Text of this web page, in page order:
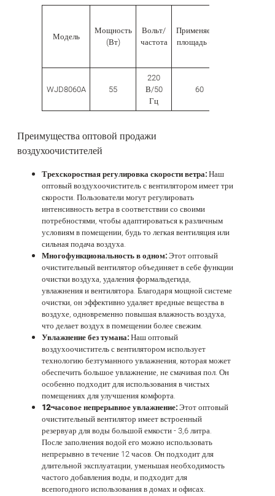
Модель
Мощность
(Вт)
Вольт/
частота
Применяемая
площадь (㎡)
WJD8060A 55
220
В/50
Гц
60
Преимущества оптовой продажи
воздухоочистителей
Трехскоростная регулировка скорости ветра:Наш
оптовый воздухоочиститель с вентилятором имеет три
скорости. Пользователи могут регулировать
интенсивность ветра в соответствии со своими
потребностями, чтобы адаптироваться к различным
условиям в помещении, будь то легкая вентиляция или
сильная подача воздуха.
Многофункциональность в одном:Этот оптовый
очистительный вентилятор объединяет в себе функции
очистки воздуха, удаления формальдегида,
увлажнения и вентилятора. Благодаря мощной системе
очистки, он эффективно удаляет вредные вещества в
воздухе, одновременно повышая влажность воздуха,
что делает воздух в помещении более свежим.
Увлажнение без тумана:Наш оптовый
воздухоочиститель с вентилятором использует
технологию безтуманного увлажнения, которая может
обеспечить большое увлажнение, не смачивая пол. Он
особенно подходит для использования в чистых
помещениях для улучшения комфорта.
12-часовое непрерывное увлажнение:Этот оптовый
очистительный вентилятор имеет встроенный
резервуар для воды большой емкости - 3,6 литра.
После заполнения водой его можно использовать
непрерывно в течение 12 часов. Он подходит для
длительной эксплуатации, уменьшая необходимость
частого добавления воды, и подходит для
всепогодного использования в домах и офисах.